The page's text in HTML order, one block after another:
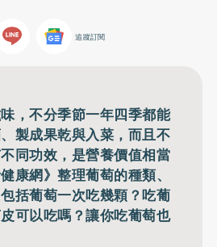
追蹤訂閱
，不分季節一年四季都能
製成果乾與入菜，而且不
同功效，是營養價值相當
康網》整理葡萄的種類、
括葡萄一次吃幾顆？吃葡
可以吃嗎？讓你吃葡萄也